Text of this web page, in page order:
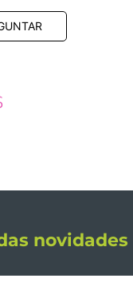
novidades